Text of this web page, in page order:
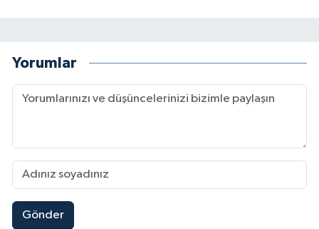
Yorumlar
Gönder